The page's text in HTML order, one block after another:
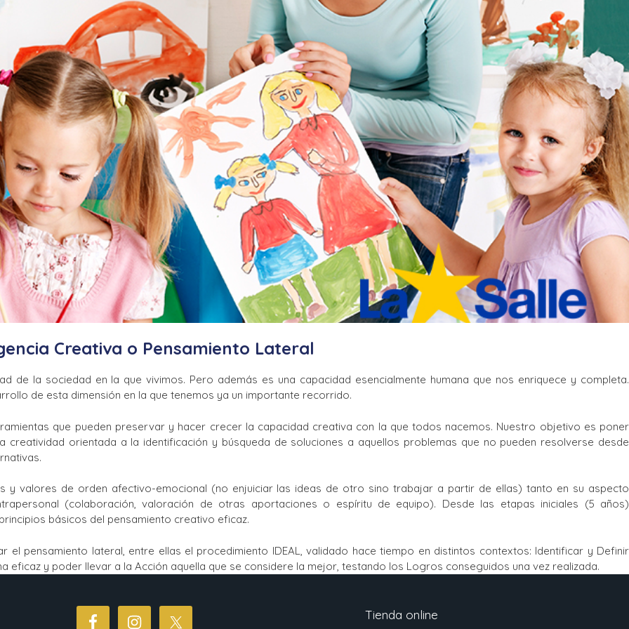
La Salle en el mundo
Vocación lasaliana
Creativa o Pensamiento Lateral
de la sociedad en la que vivimos. Pero además es una capacidad esencialmente humana que nos enriquece y completa.
de esta dimensión en la que tenemos ya un importante recorrido.
que pueden preservar y hacer crecer la capacidad creativa con la que todos nacemos. Nuestro objetivo es poner
orientada a la identificación y búsqueda de soluciones a aquellos problemas que no pueden resolverse desde
y valores de orden afectivo-emocional (no enjuiciar las ideas de otro sino trabajar a partir de ellas) tanto en su aspecto
(colaboración, valoración de otras aportaciones o espíritu de equipo). Desde las etapas iniciales (5 años)
básicos del pensamiento creativo eficaz.
pensamiento lateral, entre ellas el procedimiento IDEAL, validado hace tiempo en distintos contextos: Identificar y Definir
eficaz y poder llevar a la Acción aquella que se considere la mejor, testando los Logros conseguidos una vez realizada.
Tienda online